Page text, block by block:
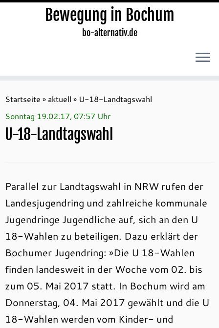
Inhalt
springen
Bewegung in Bochum
bo-alternativ.de
Startseite » aktuell » U-18-Landtagswahl
Sonntag 19.02.17, 07:57 Uhr
U-18-Landtagswahl
Parallel zur Landtagswahl in NRW rufen der
Landesjugendring und zahlreiche kommunale
Jugendringe Jugendliche auf, sich an den U
18-Wahlen zu beteiligen. Dazu erklärt der
Bochumer Jugendring: »Die U 18-Wahlen
finden landesweit in der Woche vom 02. bis
zum 05. Mai 2017 statt. In Bochum wird am
Donnerstag, 04. Mai 2017 gewählt und die U
18-Wahlen werden vom Kinder- und